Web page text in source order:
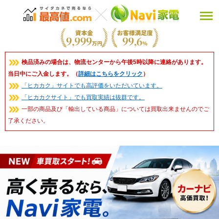
検品済みの場合は、物流センターから午後5時以降に連絡があります。
当日中にご入金します。（詳細はこちらをクリック ）
「ヒカカク」サイトでも高評価をいただいています。
「ヒカカクサイト」でも買取実績は抜群です。
一部の商品及び「輸出している商品」については買取出来ませんのでご
了承ください。